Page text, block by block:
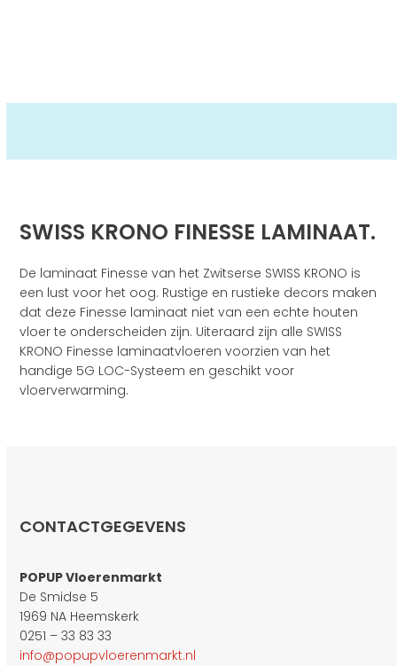
SWISS KRONO FINESSE LAMINAAT.
De laminaat Finesse van het Zwitserse SWISS KRONO is
een lust voor het oog. Rustige en rustieke decors maken
dat deze Finesse laminaat niet van een echte houten
vloer te onderscheiden zijn. Uiteraard zijn alle SWISS
KRONO Finesse laminaatvloeren voorzien van het
handige 5G LOC-Systeem en geschikt voor
vloerverwarming.
CONTACTGEGEVENS
POPUP Vloerenmarkt
De Smidse 5
1969 NA Heemskerk
0251 – 33 83 33
info@popupvloerenmarkt.nl